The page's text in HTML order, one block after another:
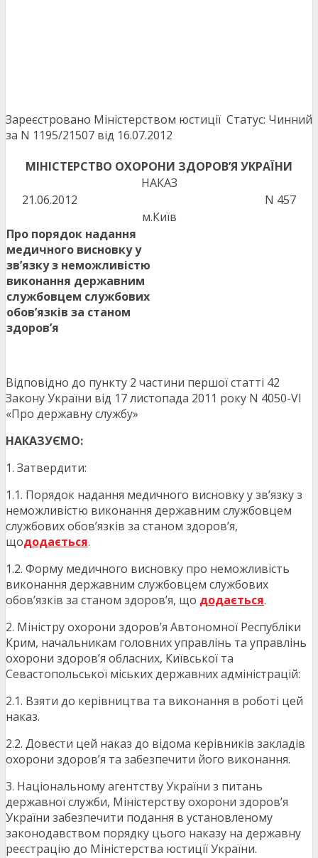
Зареєстровано Міністерством юстиції
за N 1195/21507 від 16.07.2012
Статус: Чинний
МІНІСТЕРСТВО ОХОРОНИ ЗДОРОВ’Я УКРАЇНИ
НАКАЗ
21.06.2012
N 457
м.Київ
Про порядок надання
медичного висновку у
зв’язку з неможливістю
виконання державним
службовцем службових
обов’язків за станом
здоров’я
Відповідно до пункту 2 частини першої статті 42
Закону України від 17 листопада 2011 року N 4050-VI
«Про державну службу»
НАКАЗУЄМО:
1. Затвердити:
1.1. Порядок надання медичного висновку у зв’язку з
неможливістю виконання державним службовцем
службових обов’язків за станом здоров’я,
щододається.
1.2. Форму медичного висновку про неможливість
виконання державним службовцем службових
обов’язків за станом здоров’я, що додається.
2. Міністру охорони здоров’я Автономної Республіки
Крим, начальникам головних управлінь та управлінь
охорони здоров’я обласних, Київської та
Севастопольської міських державних адміністрацій:
2.1. Взяти до керівництва та виконання в роботі цей
наказ.
2.2. Довести цей наказ до відома керівників закладів
охорони здоров’я та забезпечити його виконання.
3. Національному агентству України з питань
державної служби, Міністерству охорони здоров’я
України забезпечити подання в установленому
законодавством порядку цього наказу на державну
реєстрацію до Міністерства юстиції України.